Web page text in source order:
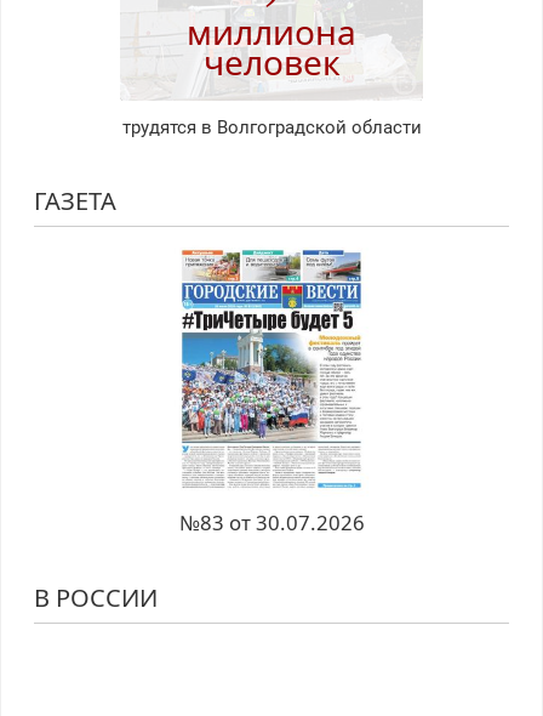
миллиона
человек
трудятся в Волгоградской области
ГАЗЕТА
№83 от 30.07.2026
В РОССИИ